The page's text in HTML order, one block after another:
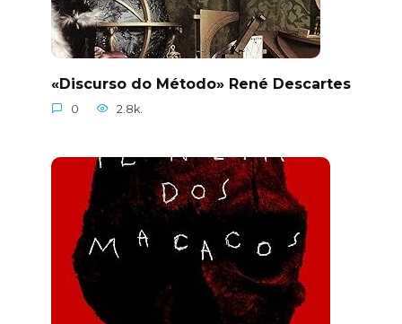
«Discurso do Método» René Descartes
0 2.8k.